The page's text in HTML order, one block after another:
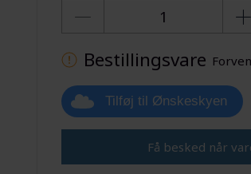
Bestillingsvare
Tilføj til Ønskeskyen
Få besked når